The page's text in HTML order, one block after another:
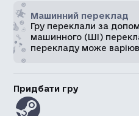
Машинний переклад
Гру переклали за
машинного (ШІ)
перекладу може
Придбати гру